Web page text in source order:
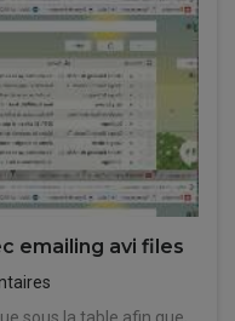
emailing avi files